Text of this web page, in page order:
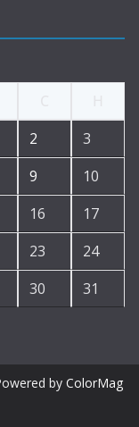
2
3
9
10
16
17
23
24
30 31
by ColorMag